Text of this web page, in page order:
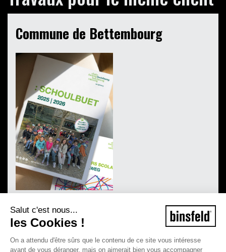
Salut c'est nous...
les Cookies !
On a attendu d'être sûrs que le contenu de ce site vous intéresse
avant de vous déranger, mais on aimerait bien vous accompagner
Commune de Bettembourg